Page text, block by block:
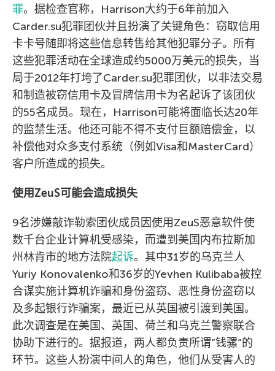
罪。据检查官称，Harrison大约于6年前加入
Carder.su犯罪团伙并且扮演了关键角色：窃取信用
卡卡号随即将这些信息转售给其他犯罪分子。所有
这些犯罪活动在全球造成约5000万美元的损失，当
局于2012年打垮了Carder.su犯罪团伙，以非法交易
和制造被窃信用卡及冒牌信用卡为名起诉了该团伙
的55名成员。现在，Harrison可能将面临长达20年
的监禁生活。他还可能不得不支付巨额赔偿金，以
补偿他对众多支付系统（例如Visa和MasterCard）
客户所造成的损失。
使用ZeuS可能会造成损失
9名涉嫌敲诈勒索团伙成员因使用ZeuS恶意软件使
数千台企业计算机受感染，而遭到美国内布拉斯加
州林肯市的地方法院起诉。其中31岁的乌克兰人
Yuriy Konovalenko和36岁的Yevhen Kulibaba被控
合谋实施计算机诈骗和身份盗窃、恶性身份盗窃以
及多起银行诈骗案，最近已从英国被引渡到美国。
此次调查是在美国、英国、荷兰和乌克兰警察联合
协助下进行的。据报道，两人都负责所谓”钱骡”的
环节。这些人扮演中间人的角色，他们从受害人的